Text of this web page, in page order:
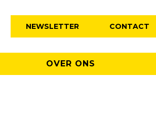
NEWSLETTER CONTACT
OVER ONS